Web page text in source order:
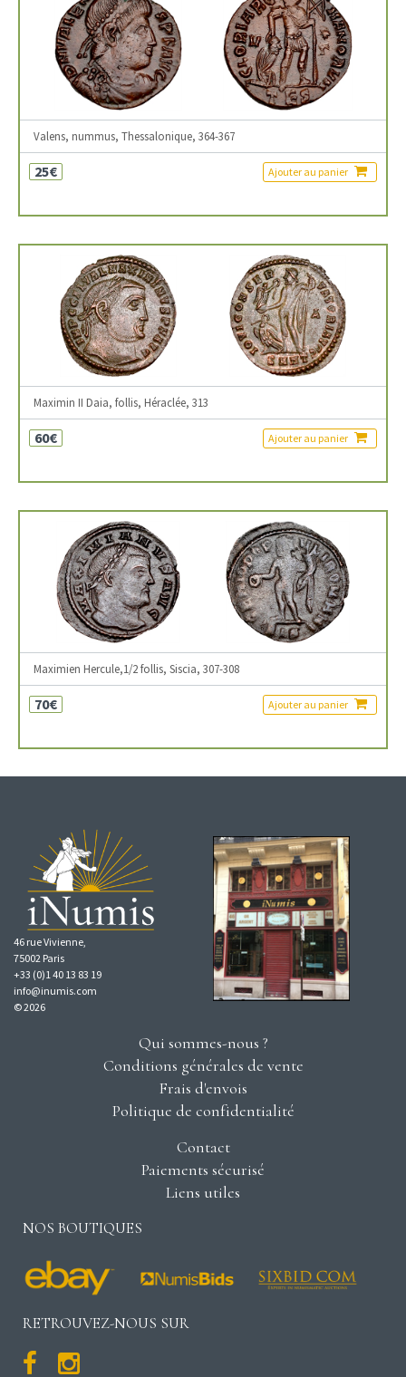
Valens, nummus, Thessalonique, 364-367
25€ Ajouter au panier
Maximin II Daia, follis, Héraclée, 313
60€ Ajouter au panier
Maximien Hercule,1/2 follis, Siscia, 307-308
70€ Ajouter au panier
46 rue Vivienne,
75002 Paris
+33 (0)1 40 13 83 19
info@inumis.com
© 2026
Qui sommes-nous ?
Conditions générales de vente
Frais d'envois
Politique de confidentialité
Contact
Paiements sécurisé
Liens utiles
NOS BOUTIQUES
RETROUVEZ-NOUS SUR